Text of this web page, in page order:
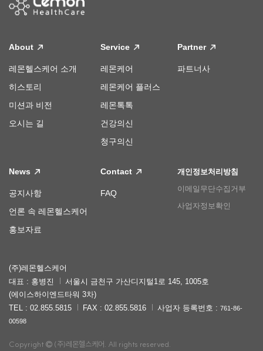
About
레몬헬스케어 소개
히스토리
미션과 비전
오시는 길
Service
레몬케어
레몬케어 플러스
레몬톡톡
건강의신
청구의신
Partner
파트너사
News
공지사항
언론 속 레몬헬스케어
홍보자료
Contact
FAQ
개인정보처리방침
이메일무단수집거부
사업자정보확인
(주)레몬헬스케어
대표 : 홍병진
서울시 금천구 가산디지털1로 145, 1005호
(에이스하이엔드타워 3차)
TEL : 02.855.5815
FAX : 02.855.5816 사업자 등록번호 : 761-86-
00598
Copyright (주)레몬헬스케어. All rights reserved.